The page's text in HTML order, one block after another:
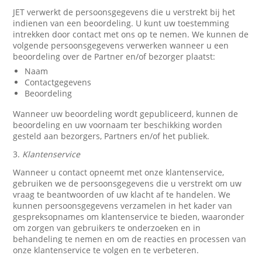
JET verwerkt de persoonsgegevens die u verstrekt bij het
indienen van een beoordeling. U kunt uw toestemming
intrekken door contact met ons op te nemen. We kunnen de
volgende persoonsgegevens verwerken wanneer u een
beoordeling over de Partner en/of bezorger plaatst:
Naam
Contactgegevens
Beoordeling
Wanneer uw beoordeling wordt gepubliceerd, kunnen de
beoordeling en uw voornaam ter beschikking worden
gesteld aan bezorgers, Partners en/of het publiek.
3. Klantenservice
Wanneer u contact opneemt met onze klantenservice,
gebruiken we de persoonsgegevens die u verstrekt om uw
vraag te beantwoorden of uw klacht af te handelen. We
kunnen persoonsgegevens verzamelen in het kader van
gespreksopnames om klantenservice te bieden, waaronder
om zorgen van gebruikers te onderzoeken en in
behandeling te nemen en om de reacties en processen van
onze klantenservice te volgen en te verbeteren.